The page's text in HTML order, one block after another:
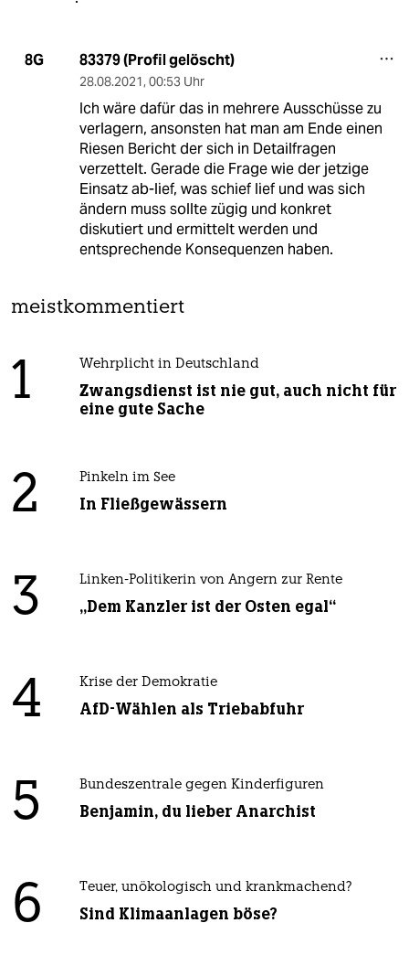
8G 83379 (Profil gelöscht)
28.08.2021, 00:53 Uhr
Ich wäre dafür das in mehrere Ausschüsse zu
verlagern, ansonsten hat man am Ende einen
Riesen Bericht der sich in Detailfragen
verzettelt. Gerade die Frage wie der jetzige
Einsatz ab-lief, was schief lief und was sich
ändern muss sollte zügig und konkret
diskutiert und ermittelt werden und
entsprechende Konsequenzen haben.
meistkommentiert
1 Wehrplicht in Deutschland
Zwangsdienst ist nie gut, auch nicht für
eine gute Sache
2 Pinkeln im See
In Fließgewässern
3 Linken-Politikerin von Angern zur Rente
„Dem Kanzler ist der Osten egal“
4 Krise der Demokratie
AfD-Wählen als Triebabfuhr
5 Bundeszentrale gegen Kinderfiguren
Benjamin, du lieber Anarchist
6 Teuer, unökologisch und krankmachend?
Sind Klimaanlagen böse?